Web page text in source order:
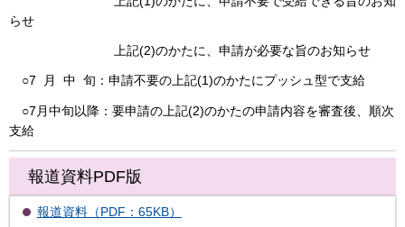
らせ
上記(2)のかたに、申請が必要な旨のお知らせ
○7 月 中 旬：申請不要の上記(1)のかたにプッシュ型で支給
○7月中旬以降：要申請の上記(2)のかたの申請内容を審査後、順次
支給
報道資料PDF版
報道資料（PDF：65KB）